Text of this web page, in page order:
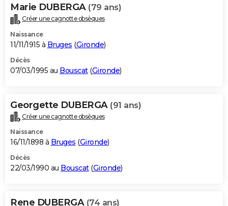
Marie DUBERGA (79 ans)
Créer une cagnotte obsèques
Naissance
11/11/1915 à Bruges (Gironde)
Décès
07/03/1995 au Bouscat(Gironde)
Georgette DUBERGA (91 ans)
Créer une cagnotte obsèques
Naissance
16/11/1898 à Bruges (Gironde)
Décès
22/03/1990 au Bouscat(Gironde)
Rene DUBERGA (74 ans)